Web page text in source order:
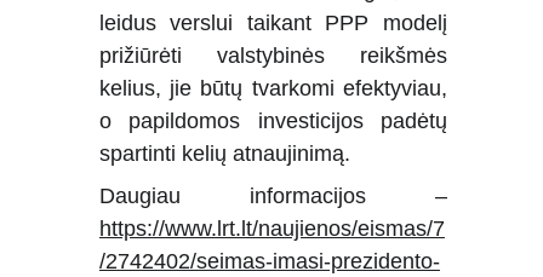
leidus verslui taikant PPP modelį
prižiūrėti valstybinės reikšmės
kelius, jie būtų tvarkomi efektyviau,
o papildomos investicijos padėtų
spartinti kelių atnaujinimą.
Daugiau informacijos –
https://www.lrt.lt/naujienos/eismas/7
/2742402/seimas-imasi-prezidento-